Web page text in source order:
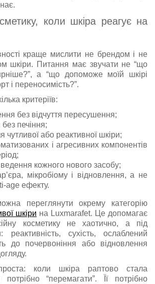
коли шкіра реагує на
краще мислити не брендом і не
шкіри. Питання має звучати не “що
а “що допоможе моїй шкірі
і переносимість?”.
критеріїв:
без відчуття пересушення;
печіння;
або реактивної шкіри;
і агресивних компонентів
кожного нового засобу;
мікробіому і відновлення, а не
age ефекту.
переглянути окрему категорію
шкіри на Luxmarafet. Це допомагає
косметику не хаотично, а під
реактивність, сухість, ослаблений
до почервоніння або відновлення
коли шкіра раптово стала
“перемагати”. Її потрібно